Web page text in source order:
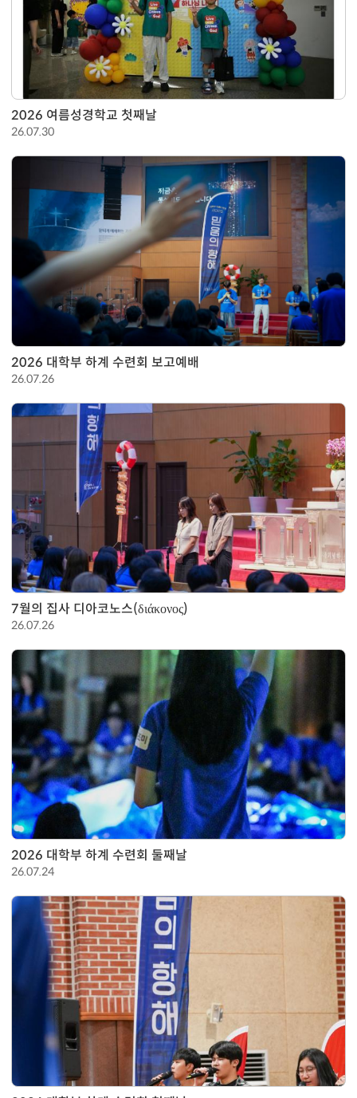
2026 여름성경학교 첫째날
26.07.30
2026 대학부 하계 수련회 보고예배
26.07.26
7월의 집사 디아코노스(διάκονος)
26.07.26
2026 대학부 하계 수련회 둘째날
26.07.24